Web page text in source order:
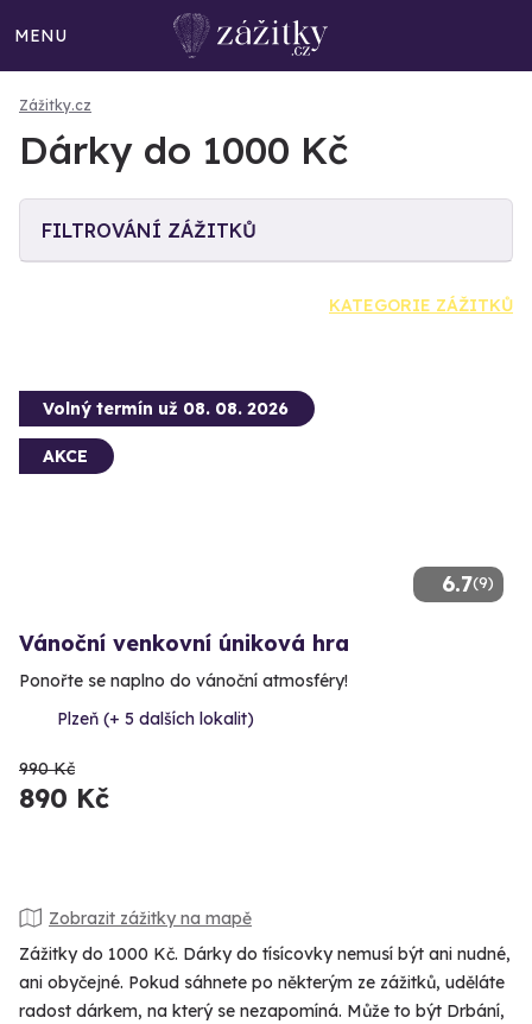
MENU
Zážitky.cz
Dárky do 1000 Kč
FILTROVÁNÍ ZÁŽITKŮ
KATEGORIE ZÁŽITKŮ
6.7(9)
Volný termín už 08. 08. 2026
AKCE
Vánoční venkovní úniková hra
Ponořte se naplno do vánoční atmosféry!
Plzeň (+ 5 dalších lokalit)
990 Kč
890 Kč
Zobrazit zážitky na mapě
Zážitky do 1000 Kč. Dárky do tísícovky nemusí být ani nudné,
ani obyčejné. Pokud sáhnete po některým ze zážitků, uděláte
radost dárkem, na který se nezapomíná. Může to být Drbání,